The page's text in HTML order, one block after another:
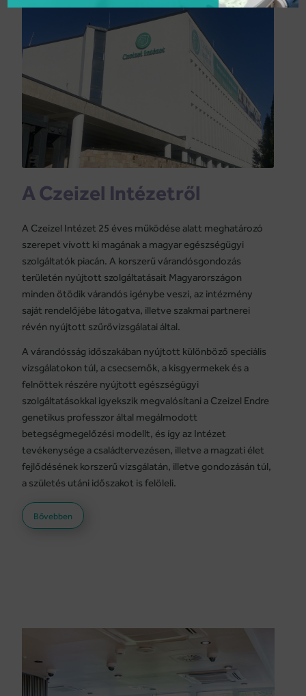
A Czeizel Intézetről
A Czeizel Intézet 25 éves működése alatt meghatározó
szerepet vívott ki magának a magyar egészségügyi
szolgáltatók piacán. A korszerű várandósgondozás
területén nyújtott szolgáltatásait Magyarországon
minden ötödik várandós igénybe veszi, az intézmény
saját rendelőjébe látogatva, illetve szakmai partnerei
révén nyújtott szűrővizsgálatai által.
A várandósság időszakában nyújtott különböző speciális
vizsgálatokon túl, a csecsemők, a kisgyermekek és a
felnőttek részére nyújtott egészségügyi
szolgáltatásokkal igyekszik megvalósítani a Czeizel Endre
genetikus professzor által megálmodott
betegségmegelőzési modellt, és így az Intézet
tevékenysége a családtervezésen, illetve a magzati élet
fejlődésének korszerű vizsgálatán, illetve gondozásán túl,
a születés utáni időszakot is felöleli.
Bővebben